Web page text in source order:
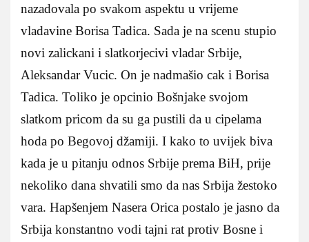
nazadovala po svakom aspektu u vrijeme
vladavine Borisa Tadica. Sada je na scenu stupio
novi zalickani i slatkorjecivi vladar Srbije,
Aleksandar Vucic. On je nadmašio cak i Borisa
Tadica. Toliko je opcinio Bošnjake svojom
slatkom pricom da su ga pustili da u cipelama
hoda po Begovoj džamiji. I kako to uvijek biva
kada je u pitanju odnos Srbije prema BiH, prije
nekoliko dana shvatili smo da nas Srbija žestoko
vara. Hapšenjem Nasera Orica postalo je jasno da
Srbija konstantno vodi tajni rat protiv Bosne i